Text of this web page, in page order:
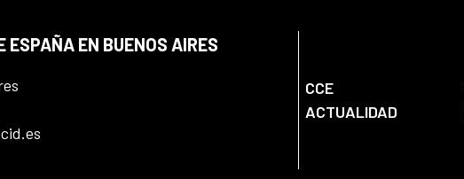
ESPAÑA EN BUENOS AIRES
CCE
ACTUALIDAD